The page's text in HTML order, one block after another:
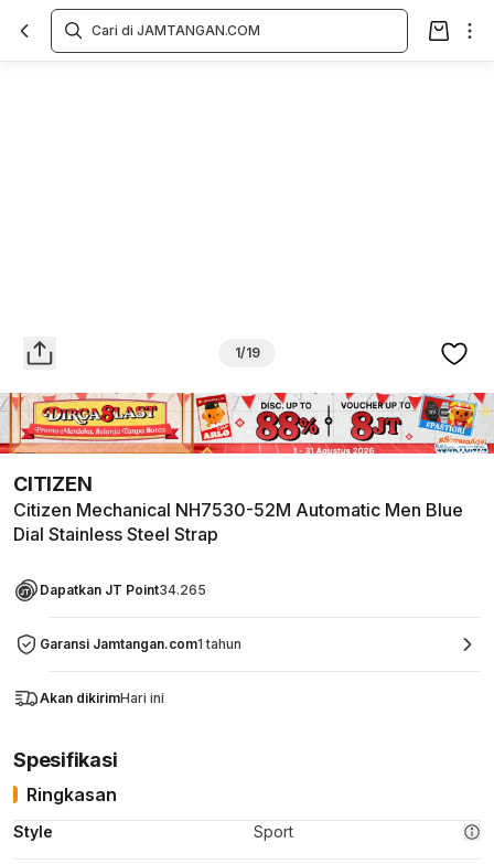
1/19
CITIZEN
Citizen Mechanical NH7530-52M Automatic Men Blue
Dial Stainless Steel Strap
Dapatkan JT Point34.265
Garansi Jamtangan.com1 tahun
Akan dikirimHari ini
Spesifikasi
Ringkasan
Style Sport